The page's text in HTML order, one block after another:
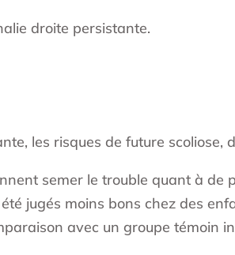
droite persistante.
les risques de future scoliose,
semer le trouble quant à
jugés moins bons chez des
avec un groupe témoin